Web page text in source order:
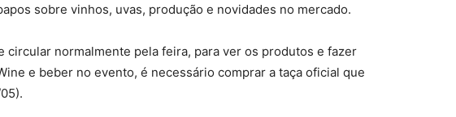
sobre vinhos, uvas, produção e novidades no mercado.
circular normalmente pela feira, para ver os produtos e fazer
e beber no evento, é necessário comprar a taça oficial que